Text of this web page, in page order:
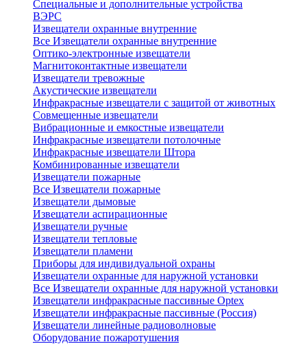
Специальные и дополнительные устройства
ВЭРС
Извещатели охранные внутренние
Все Извещатели охранные внутренние
Оптико-электронные извещатели
Магнитоконтактные извещатели
Извещатели тревожные
Акустические извещатели
Инфракрасные извещатели с защитой от животных
Совмещенные извещатели
Вибрационные и емкостные извещатели
Инфракрасные извещатели потолочные
Инфракрасные извещатели Штора
Комбинированные извещатели
Извещатели пожарные
Все Извещатели пожарные
Извещатели дымовые
Извещатели аспирационные
Извещатели ручные
Извещатели тепловые
Извещатели пламени
Приборы для индивидуальной охраны
Извещатели охранные для наружной установки
Все Извещатели охранные для наружной установки
Извещатели инфракрасные пассивные Optex
Извещатели инфракрасные пассивные (Россия)
Извещатели линейные радиоволновые
Оборудование пожаротушения